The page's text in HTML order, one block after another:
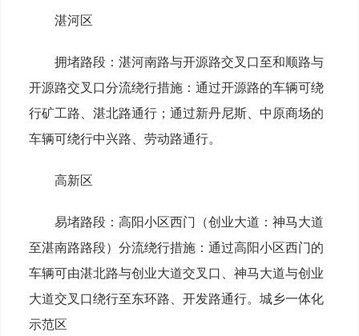
湛河区
拥堵路段：湛河南路与开源路交叉口至和顺路与
开源路交叉口分流绕行措施：通过开源路的车辆可绕
行矿工路、湛北路通行；通过新丹尼斯、中原商场的
车辆可绕行中兴路、劳动路通行。
高新区
易堵路段：高阳小区西门（创业大道：神马大道
至湛南路路段）分流绕行措施：通过高阳小区西门的
车辆可由湛北路与创业大道交叉口、神马大道与创业
大道交叉口绕行至东环路、开发路通行。城乡一体化
示范区